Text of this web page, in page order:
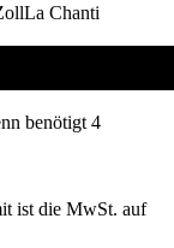
Chanti
benötigt 4
ist die MwSt. auf